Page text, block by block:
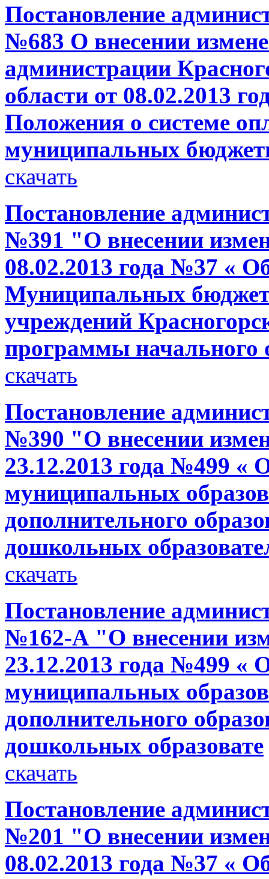
Постановление
№683 О внесении
администрации
области от 08.02.2013
Положения о системе
муниципальных
скачать
Постановление
№391 "О внесении
08.02.2013 года №37 «
Муниципальных
учреждений
программы начального
скачать
Постановление
№390 "О внесении
23.12.2013 года №499 «
муниципальных
дополнительного
дошкольных
скачать
Постановление
№162-А "О внесении
23.12.2013 года №499 «
муниципальных
дополнительного
дошкольных образовате
скачать
Постановление
№201 "О внесении
08.02.2013 года №37 «